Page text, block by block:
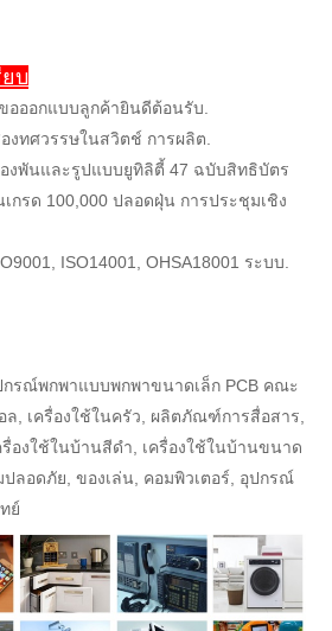
ยบ
อออกแบบลูกค้ายินดีต้อนรับ.
งทศวรรษในสวิตช์ การผลิต.
งพันและรูปแบบยูทิลิตี้ 47 ฉบับสิทธิบัตร
กรด 100,000 ปลอดฝุ่น การประชุมเชิง
ISO14001, OHSA18001 ระบบ.
รณ์พกพาแบบพกพาขนาดเล็ก PCB คณะ
, เครื่องใช้ในครัว, ผลิตภัณฑ์การสื่อสาร,
องใช้ในบ้านสีดำ, เครื่องใช้ในบ้านขนาด
ลอดภัย, ของเล่น, คอมพิวเตอร์, อุปกรณ์
ย์